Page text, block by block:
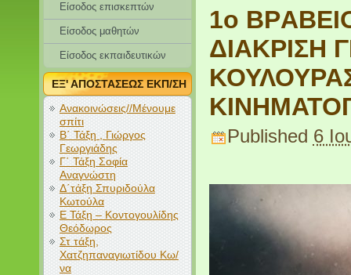
Είσοδος επισκεπτών
Eίσοδος μαθητών
Είσοδος εκπαιδευτικών
ΕΞ' ΑΠΟΣΤΑΣΕΩΣ ΕΚΠ/ΣΗ
Ανακοινώσεις//Μένουμε
σπίτι
Β΄ Τάξη , Γιώργος
Γεωργιάδης
Γ΄ Τάξη Σοφία
Αναγνώστη
Δ΄τάξη Σπυριδούλα
Κωτούλα
Ε Τάξη – Κοντογουλίδης
Θεόδωρος
Στ τάξη,
Χατζηπαναγιωτίδου Κω/
να
1o
ΔΙΑΚΡΙΣΗ
Published 6